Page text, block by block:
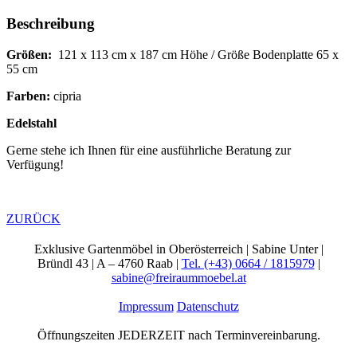
Beschreibung
Größen: 121 x 113 cm x 187 cm Höhe / Größe Bodenplatte 65 x
55 cm
Farben: cipria
Edelstahl
Gerne stehe ich Ihnen für eine ausführliche Beratung zur
Verfügung!
ZURÜCK
Exklusive Gartenmöbel in Oberösterreich | Sabine Unter |
Bründl 43 | A – 4760 Raab | Tel. (+43) 0664 / 1815979|
sabine@freiraummoebel.at
Impressum Datenschutz
Öffnungszeiten JEDERZEIT nach Terminvereinbarung.